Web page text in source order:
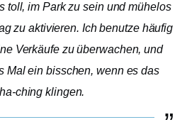
toll, im Park zu sein und mühelos
zu aktivieren. Ich benutze häufig
Verkäufe zu überwachen, und
Mal ein bisschen, wenn es das
ching klingen.